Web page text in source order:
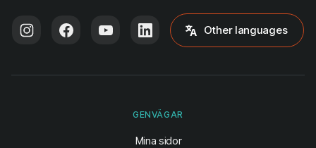
Other languages
GENVÄGAR
Mina sidor(öppnas i ny flik)